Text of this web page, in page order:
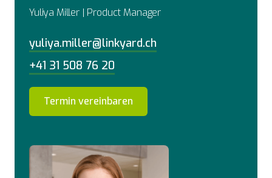
Yuliya Miller | Product Manager
yuliya.miller@linkyard.ch
+41 31 508 76 20
Termin vereinbaren